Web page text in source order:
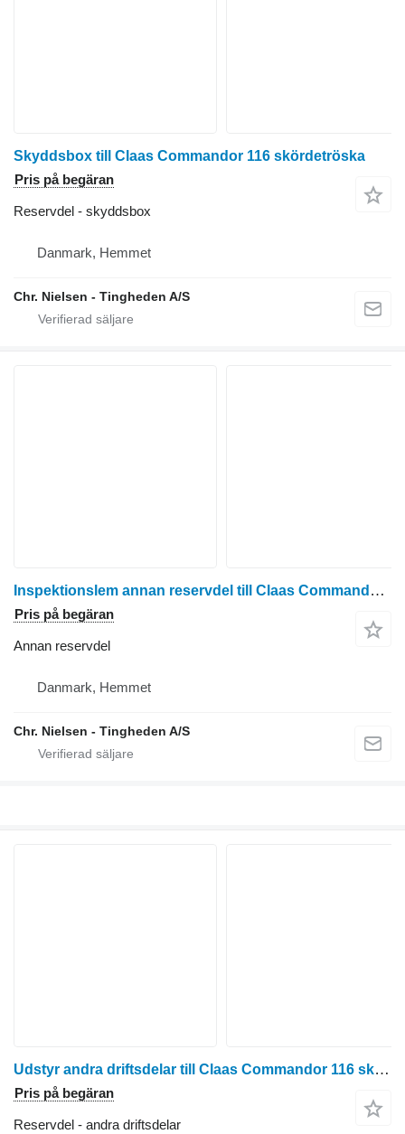
Skyddsbox till Claas Commandor 116 skördetröska
Pris på begäran
Reservdel - skyddsbox
Danmark, Hemmet
Chr. Nielsen - Tingheden A/S
Inspektionslem annan reservdel till Claas Commandor 116 skördetröska
Pris på begäran
Annan reservdel
Danmark, Hemmet
Chr. Nielsen - Tingheden A/S
Udstyr andra driftsdelar till Claas Commandor 116 skördetröska
Pris på begäran
Reservdel - andra driftsdelar